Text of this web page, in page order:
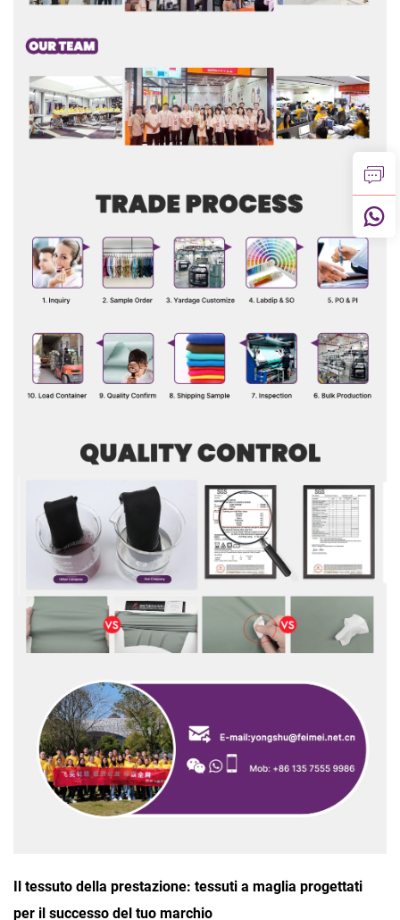
Il tessuto della prestazione: tessuti a maglia progettati
per il successo del tuo marchio